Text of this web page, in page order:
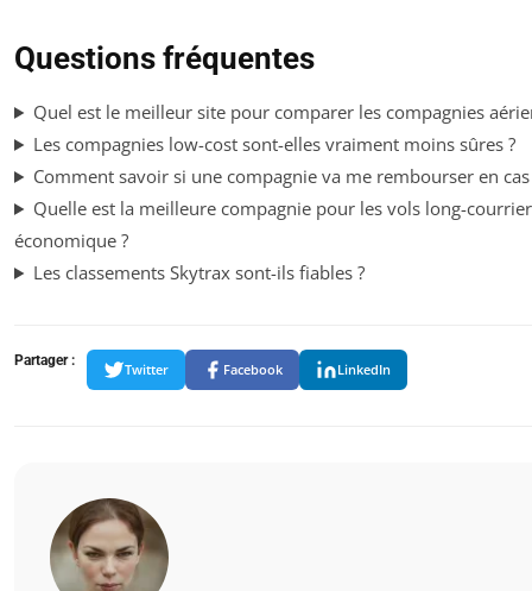
Questions fréquentes
Quel est le meilleur site pour comparer les compagnies
Les compagnies low-cost sont-elles vraiment moins sûres ?
Comment savoir si une compagnie va me rembourser en
Quelle est la meilleure compagnie pour les vols long-
économique ?
Les classements Skytrax sont-ils fiables ?
Partager :
Twitter Facebook LinkedIn